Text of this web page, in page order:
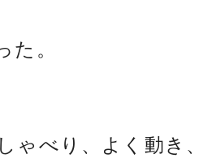
た。
ゃべり、よく動き、